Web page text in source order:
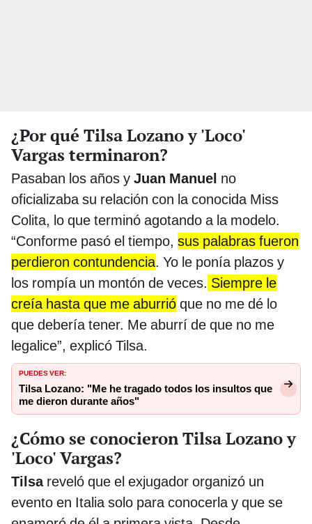
¿Por qué Tilsa Lozano y 'Loco'
Vargas terminaron?
Pasaban los años y Juan Manuel no
oficializaba su relación con la conocida Miss
Colita, lo que terminó agotando a la modelo.
“Conforme pasó el tiempo, sus palabras fueron
perdieron contundencia. Yo le ponía plazos y
los rompía un montón de veces. Siempre le
creía hasta que me aburrió que no me dé lo
que debería tener. Me aburrí de que no me
legalice”, explicó Tilsa.
PUEDES VER:
Tilsa Lozano: "Me he tragado todos los insultos que
me dieron durante años"
¿Cómo se conocieron Tilsa Lozano y
'Loco' Vargas?
Tilsareveló que el exjugador organizó un
evento en Italia solo para conocerla y que se